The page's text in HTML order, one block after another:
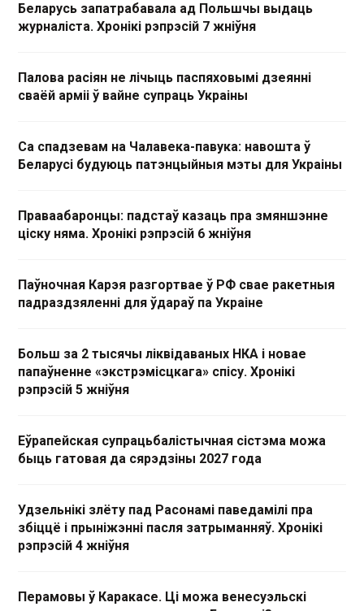
Беларусь запатрабавала ад Польшчы выдаць
журналіста. Хронікі рэпрэсій 7 жніўня
Палова расіян не лічыць паспяховымі дзеянні
сваёй арміі ў вайне супраць Украіны
Са спадзевам на Чалавека-павука: навошта ў
Беларусі будуюць патэнцыйныя мэты для Украіны
Праваабаронцы: падстаў казаць пра змяншэнне
ціску няма. Хронікі рэпрэсій 6 жніўня
Паўночная Карэя разгортвае ў РФ свае ракетныя
падраздзяленні для ўдараў па Украіне
Больш за 2 тысячы ліквідаваных НКА і новае
папаўненне «экстрэмісцкага» спісу. Хронікі
рэпрэсій 5 жніўня
Еўрапейская супрацьбалістычная сістэма можа
быць гатовая да сярэдзіны 2027 года
Удзельнікі злёту пад Расонамі паведамілі пра
збіццё і прыніжэнні пасля затрыманняў. Хронікі
рэпрэсій 4 жніўня
Перамовы ў Каракасе. Ці можа венесуэльскі